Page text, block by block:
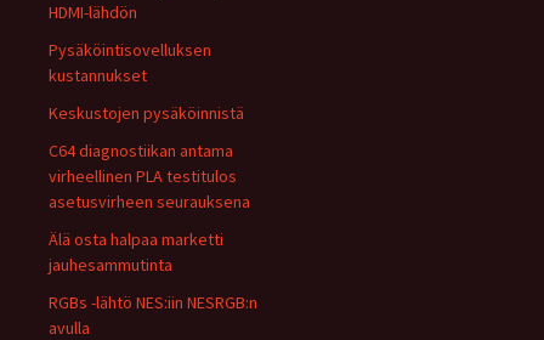
HDMI-lähdön
Pysäköintisovelluksen
kustannukset
Keskustojen pysäköinnistä
C64 diagnostiikan antama
virheellinen PLA testitulos
asetusvirheen seurauksena
Älä osta halpaa marketti
jauhesammutinta
RGBs -lähtö NES:iin NESRGB:n
avulla